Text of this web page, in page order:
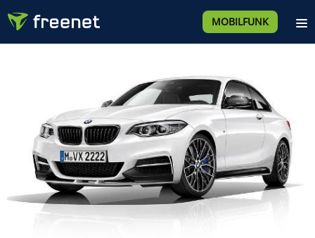
MOBILFUNK